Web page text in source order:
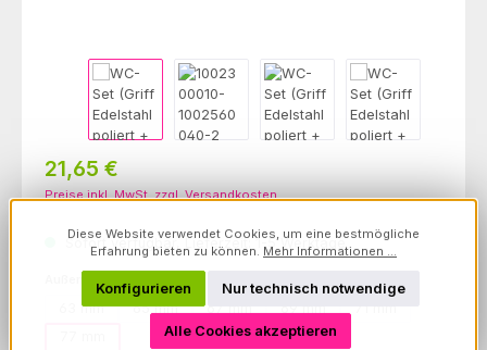
Regulärer Preis:
21,65 €
Preise inkl. MwSt. zzgl. Versandkosten
Sofort verfügbar, Lieferzeit: 1-5 Werktage
63 mm 65 mm
Diese Website verwendet Cookies, um eine bestmögliche
Erfahrung bieten zu können. Mehr Informationen ...
Nur technisch notwendige
Konfigurieren
Alle Cookies akzeptieren